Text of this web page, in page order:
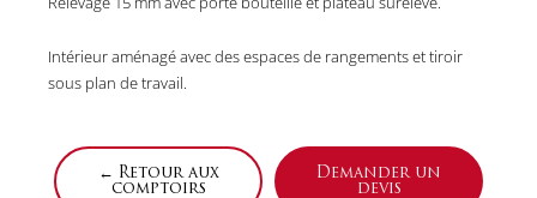
Intérieur aménagé avec des espaces de rangements et tiroir
sous plan de travail.
← Retour aux
comptoirs
Demander un
devis